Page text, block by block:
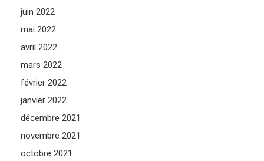
juin 2022
mai 2022
avril 2022
mars 2022
février 2022
janvier 2022
décembre 2021
novembre 2021
octobre 2021